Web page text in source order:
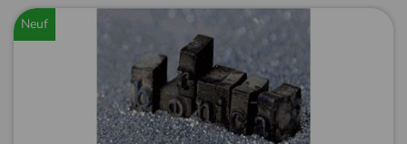
Neuf